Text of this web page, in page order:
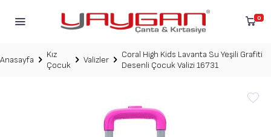
0
Anasayfa
Kız
Çocuk
Valizler
Coral High Kids Lavanta Su Yeşili Grafiti
Desenli Çocuk Valizi 16731